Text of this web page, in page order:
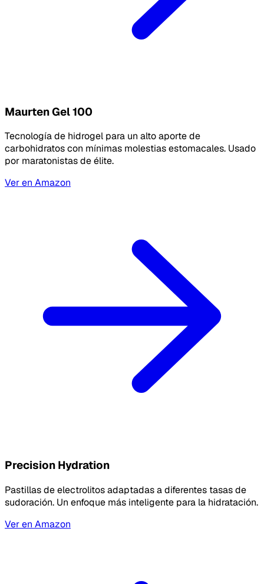
Maurten Gel 100
Tecnología de hidrogel para un alto aporte de
carbohidratos con mínimas molestias estomacales. Usado
por maratonistas de élite.
Ver en Amazon
Precision Hydration
Pastillas de electrolitos adaptadas a diferentes tasas de
sudoración. Un enfoque más inteligente para la hidratación.
Ver en Amazon